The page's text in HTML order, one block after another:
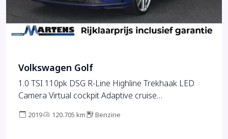
Volkswagen Golf
1.0 TSI 110pk DSG R-Line Highline Trekhaak LED
Camera Virtual cockpit Adaptive cruise
2019 120.705 km Benzine